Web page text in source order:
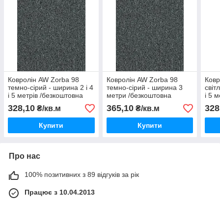
Ковролін AW Zorba 98
темно-сірий - ширина 2 і 4
і 5 метрів /безкоштовна
доставка/
328,10 ₴/кв.м
Купити
Ковролін AW Zorba 98
темно-сірий - ширина 3
метри /безкоштовна
доставка/
365,10₴/кв.м
Купити
і 5
Про нас
100% позитивних з 89 відгуків за рік
Працює з 10.04.2013